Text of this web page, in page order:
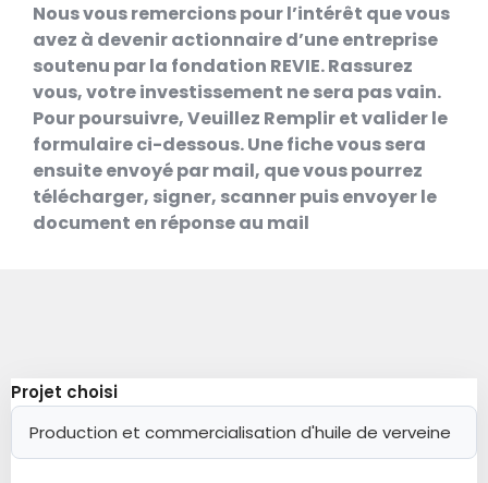
Nous vous remercions pour l’intérêt que vous
avez à devenir actionnaire d’une entreprise
soutenu par la fondation REVIE. Rassurez
vous, votre investissement ne sera pas vain.
Pour poursuivre, Veuillez Remplir et valider le
formulaire ci-dessous. Une fiche vous sera
ensuite envoyé par mail, que vous pourrez
télécharger, signer, scanner puis envoyer le
document en réponse au mail
Projet choisi